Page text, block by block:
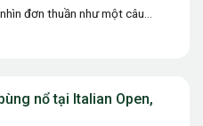
đơn thuần như một câu
nổ tại Italian Open,